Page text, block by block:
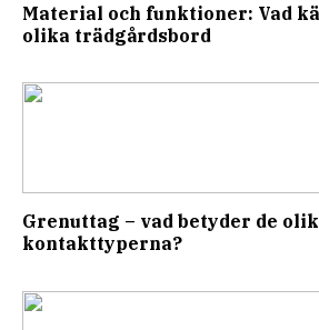
Material och funktioner: Vad
olika trädgårdsbord
Grenuttag – vad betyder de
kontakttyperna?